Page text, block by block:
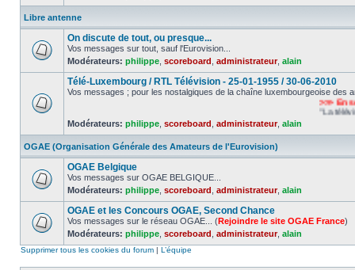
Libre antenne
On discute de tout, ou presque...
Vos messages sur tout, sauf l'Eurovision...
Modérateurs: philippe scoreboard administrateur, alain
Télé-Luxembourg / RTL Télévision - 25-01-1955 / 30-06-2010
Vos messages ; pour les nostalgiques de la chaîne luxembourgeoise des
>>> En
"La
Modérateurs: philippe scoreboard administrateur, alain
OGAE (Organisation Générale des Amateurs de l'Eurovision)
OGAE Belgique
Vos messages sur OGAE BELGIQUE...
Modérateurs: philippe scoreboard administrateur, alain
OGAE et les Concours OGAE, Second Chance
Vos messages sur le réseau OGAE... (Rejoindre le site OGAE France)
Modérateurs: philippe scoreboard administrateur, alain
Supprimer tous les cookies du forum | L’équipe